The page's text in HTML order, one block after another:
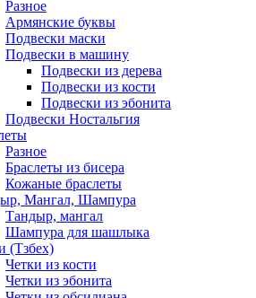
Разное
Армянские буквы
Подвески маски
Подвески в машину
Подвески из дерева
Подвески из кости
Подвески из эбонита
Подвески Ностальгия
Разное
Браслеты из бисера
Кожаные браслеты
Мангал, Шампура
Тандыр, мангал
Шампура для шашлыка
(Тзбех)
Четки из кости
Четки из эбонита